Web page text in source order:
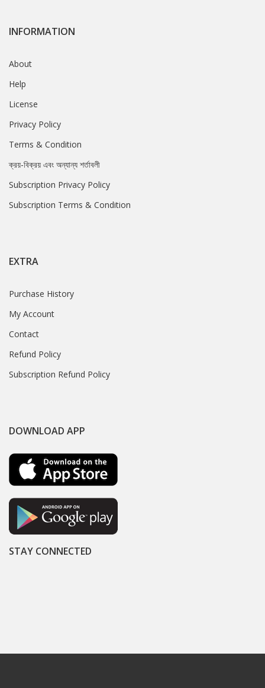
INFORMATION
About
Help
License
Privacy Policy
Terms & Condition
ক্রয়-বিক্রয় এবং অন্যান্য শর্তাবলী
Subscription Privacy Policy
Subscription Terms & Condition
EXTRA
Purchase History
My Account
Contact
Refund Policy
Subscription Refund Policy
DOWNLOAD APP
STAY CONNECTED